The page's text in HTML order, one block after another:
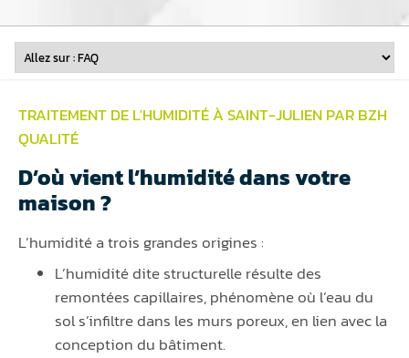
TRAITEMENT DE L'HUMIDITÉ À SAINT-JULIEN PAR BZH
QUALITÉ
D’où vient l’humidité dans votre
maison ?
L’humidité a trois grandes origines :
L’humidité dite structurelle résulte des
remontées capillaires, phénomène où l’eau du
sol s’infiltre dans les murs poreux, en lien avec la
conception du bâtiment.